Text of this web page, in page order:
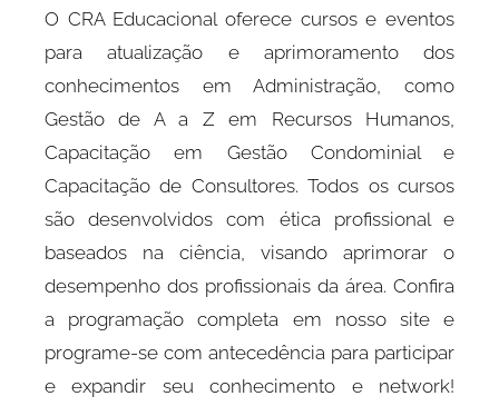
O CRA Educacional oferece cursos e eventos
para atualização e aprimoramento dos
conhecimentos em Administração, como
Gestão de A a Z em Recursos Humanos,
Capacitação em Gestão Condominial e
Capacitação de Consultores. Todos os cursos
são desenvolvidos com ética profissional e
baseados na ciência, visando aprimorar o
desempenho dos profissionais da área. Confira
a programação completa em nosso site e
programe-se com antecedência para participar
e expandir seu conhecimento e network!